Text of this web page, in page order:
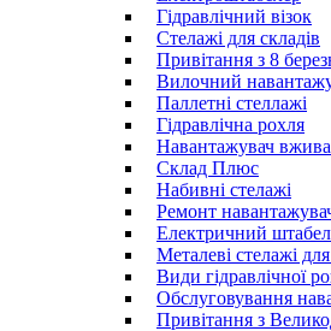
Гідравлічний візок
Стелажі для складів
Привітання з 8
Вилочний
Паллетні стеллажі
Гідравлічна рохля
Навантажувач
Склад Плюс
Набивні стелажі
Ремонт
Електричний
Металеві стелажі
Види гідравлічної
Обслуговування
Привітання з